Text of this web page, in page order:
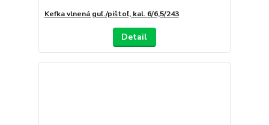
Kefka vlnená guľ./pištoľ, kal. 6/6,5/243
Detail